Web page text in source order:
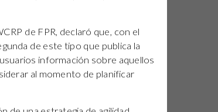
de FPR, declaró que, con el
de este tipo que publica la
información sobre aquellos
al momento de planificar